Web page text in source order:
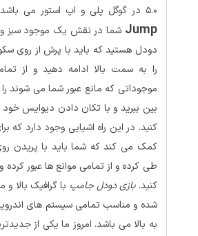
۵.۰ در گوگل پلی و اپ استور می باشد. در
Jump شما در نقش یک موجود سبز
دودل هستید که باید با پرش از روی
را به سمت بالا ادامه دهید و از
موجوداتی که مانع عبور شما می شوند
بین ببرید و با تکان دادن دیوایس
کنید. در این راه اشیایی وجود دارد که
کمک می کند که شما باید با پریدن
طی کرده و از تمامی موانع ها عبور کرده
کنید.بازی دودل جامپ با گرافیک
به بالا می باشد. امروز ما یکی از